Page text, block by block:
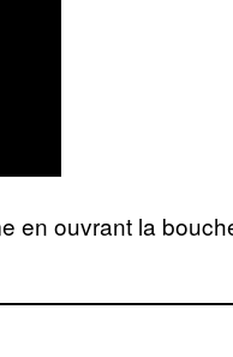
en ouvrant la